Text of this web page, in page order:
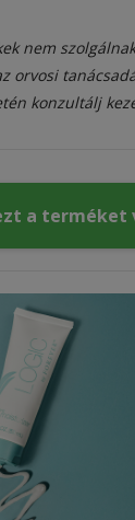
nem
orvosi
konzultálj
a terméket